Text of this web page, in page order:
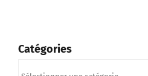
Catégories